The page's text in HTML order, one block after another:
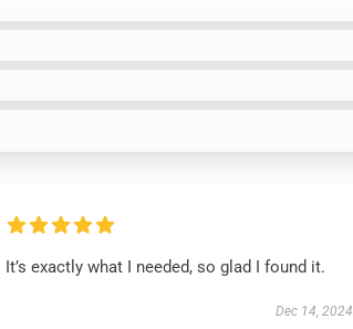
It’s exactly what I needed, so glad I found it.
Dec 14, 2024